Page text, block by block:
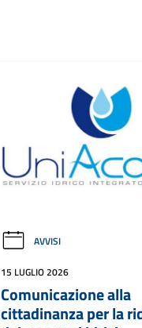
AVVISI
15 LUGLIO 2026
Comunicazione alla
cittadinanza per la